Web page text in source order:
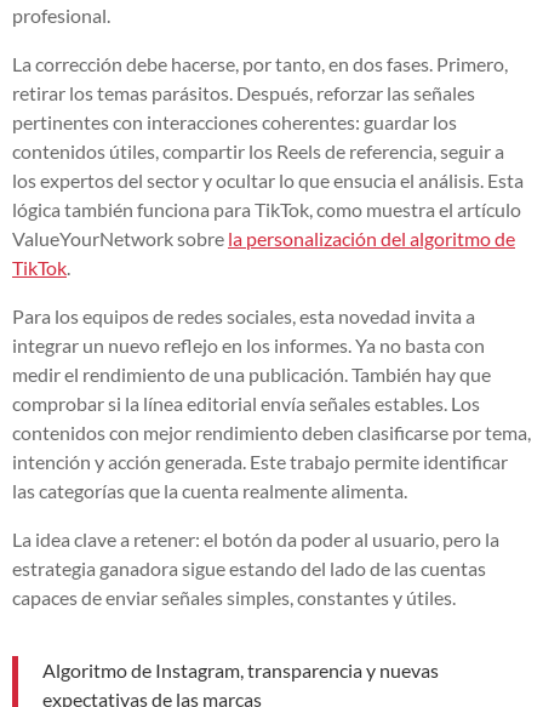
profesional.
La corrección debe hacerse, por tanto, en dos fases. Primero,
retirar los temas parásitos. Después, reforzar las señales
pertinentes con interacciones coherentes: guardar los
contenidos útiles, compartir los Reels de referencia, seguir a
los expertos del sector y ocultar lo que ensucia el análisis. Esta
lógica también funciona para TikTok, como muestra el artículo
ValueYourNetwork sobre la personalización del algoritmo de
TikTok
Para los equipos de redes sociales, esta novedad invita a
integrar un nuevo reflejo en los informes. Ya no basta con
medir el rendimiento de una publicación. También hay que
comprobar si la línea editorial envía señales estables. Los
contenidos con mejor rendimiento deben clasificarse por tema,
intención y acción generada. Este trabajo permite identificar
las categorías que la cuenta realmente alimenta.
La idea clave a retener: el botón da poder al usuario, pero la
estrategia ganadora sigue estando del lado de las cuentas
capaces de enviar señales simples, constantes y útiles.
Algoritmo de Instagram, transparencia y nuevas
expectativas de las marcas